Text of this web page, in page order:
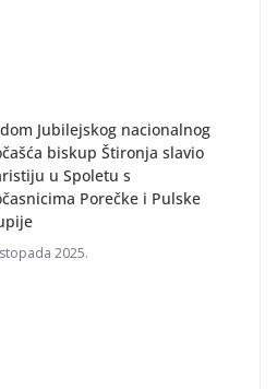
Jubilejskog nacionalnog
biskup Štironja slavio
u Spoletu s
Porečke i Pulske
2025.